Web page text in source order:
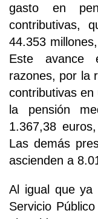
gasto en
contributivas,
44.353
Este avance
razones, por la
contributivas
la pensión
1.367,38
Las demás
ascienden a
Al igual que ya
Servicio